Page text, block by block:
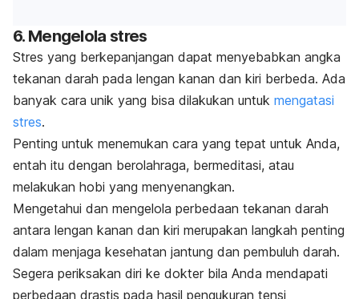
6. Mengelola stres
Stres yang berkepanjangan dapat menyebabkan angka
tekanan darah pada lengan kanan dan kiri berbeda. Ada
banyak cara unik yang bisa dilakukan untuk mengatasi
stres.
Penting untuk menemukan cara yang tepat untuk Anda,
entah itu dengan berolahraga, bermeditasi, atau
melakukan hobi yang menyenangkan.
Mengetahui dan mengelola perbedaan tekanan darah
antara lengan kanan dan kiri merupakan langkah penting
dalam menjaga kesehatan jantung dan pembuluh darah.
Segera periksakan diri ke dokter bila Anda mendapati
perbedaan drastis pada hasil pengukuran tensi